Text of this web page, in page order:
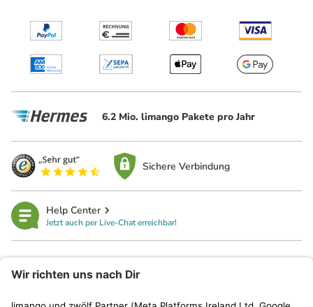
6.2 Mio. limango Pakete pro Jahr
Sichere Verbindung
Help Center
Jetzt auch per Live-Chat erreichbar!